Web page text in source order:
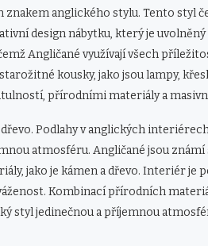
anglického stylu. Tento styl
design nábytku, který je uvolněný
Angličané využívají všech
kousky, jako jsou lampy,
přírodními materiály a
Podlahy v anglických
atmosféru. Angličané jsou známí
jako je kámen a dřevo. Interiér je
Kombinací přírodních
styl jedinečnou a příjemnou